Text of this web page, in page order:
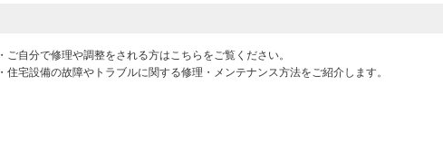
・ご自分で修理や調整をされる方はこちらをご覧ください。
・住宅設備の故障やトラブルに関する修理・メンテナンス方法をご紹介します。